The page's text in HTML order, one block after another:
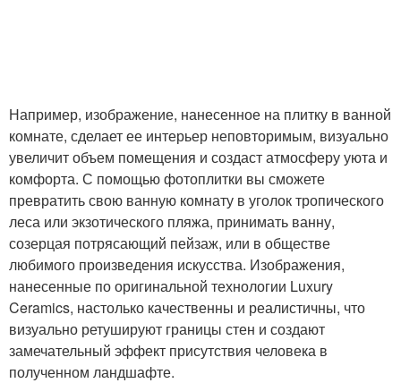
Например, изображение, нанесенное на плитку в ванной
комнате, сделает ее интерьер неповторимым, визуально
увеличит объем помещения и создаст атмосферу уюта и
комфорта. С помощью фотоплитки вы сможете
превратить свою ванную комнату в уголок тропического
леса или экзотического пляжа, принимать ванну,
созерцая потрясающий пейзаж, или в обществе
любимого произведения искусства. Изображения,
нанесенные по оригинальной технологии Luxury
Ceramics, настолько качественны и реалистичны, что
визуально ретушируют границы стен и создают
замечательный эффект присутствия человека в
полученном ландшафте.